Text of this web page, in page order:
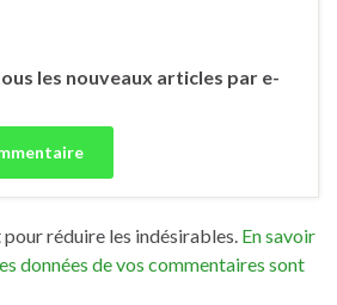
les nouveaux articles par e-
réduire les indésirables. En savoir
données de vos commentaires sont